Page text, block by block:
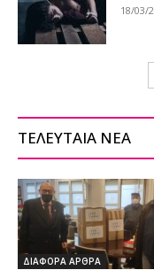
18/03/
ΤΕΛΕΥΤΑΙΑ ΝΕΑ
ΔΙΑΦΟΡΑ ΑΡΘΡΑ